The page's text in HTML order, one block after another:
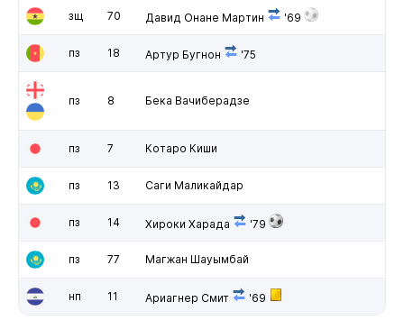
зщ 70 Давид Онане Мартин '69
пз 18 Артур Бугнон '75
пз 8 Бека Вачиберадзе
пз 7 Котаро Киши
пз 13 Саги Маликайдар
пз 14 Хироки Харада '79
пз 77 Магжан Шауымбай
нп 11 Ариагнер Смит '69